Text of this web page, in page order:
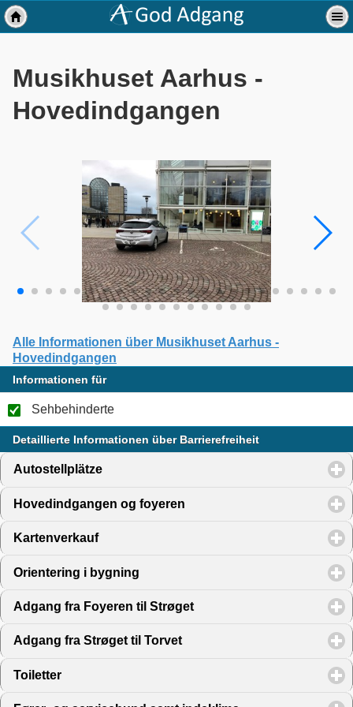
Musikhuset Aarhus -
Hovedindgangen
Alle Informationen über Musikhuset Aarhus -
Hovedindgangen
Informationen für
Sehbehinderte
Detaillierte Informationen über Barrierefreiheit
Autostellplätze
Hovedindgangen og foyeren click to expand contents
Kartenverkaufclick to expand contents
Orientering i bygning
Adgang fra Foyeren til Strøget click to expand contents
Adgang fra Strøget til Torvet click to expand contents
Toiletter